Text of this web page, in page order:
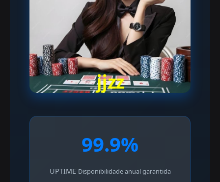
99.9%
UPTIME Disponibilidade anual garantida